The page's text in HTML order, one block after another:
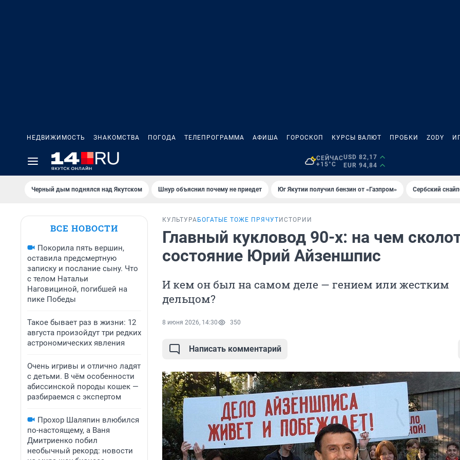
НЕДВИЖИМОСТЬ ЗНАКОМСТВА ПОГОДА ТЕЛЕПРОГРАММА АФИША ГОРОСКОП КУРСЫ ВАЛЮТ ПРОБКИ ZODY
СЕЙЧАС
+15°C
USD 82,17
EUR 94,84
Черный дым поднялся над Якутском Шнур объяснил почему не приедет Юг Якутии получил бензин от «Газпром» Сербский
ВСЕ НОВОСТИ
Покорила пять вершин,
оставила предсмертную
записку и послание сыну. Что
с телом Натальи
Наговициной, погибшей на
пике Победы
Такое бывает раз в жизни: 12
августа произойдут три редких
астрономических явления
Очень игривы и отлично ладят
с детьми. В чём особенности
абиссинской породы кошек —
разбираемся с экспертом
Прохор Шаляпин влюбился
по-настоящему, а Ваня
Дмитриенко побил
необычный рекорд: новости
КУЛЬТУРА БОГАТЫЕ ТОЖЕ ПРЯЧУТ ИСТОРИИ
Главный кукловод 90-х: на чем
состояние Юрий Айзеншпис
И кем он был на самом деле — гением или жестким
дельцом?
8 июня 2026, 14:30 350
Написать комментарий